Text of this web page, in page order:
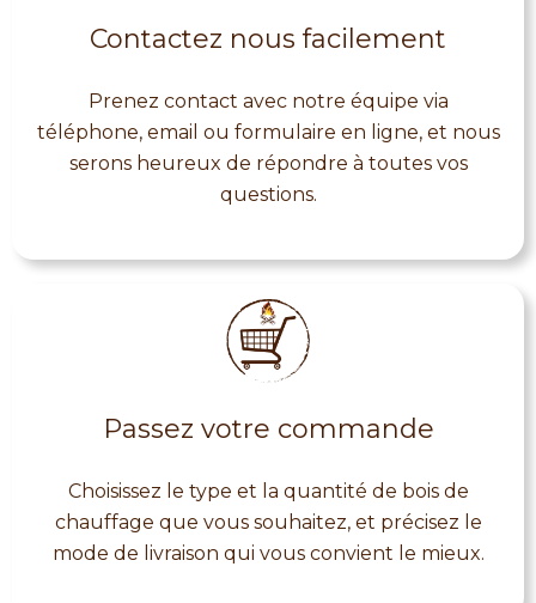
Contactez nous facilement
Prenez contact avec notre équipe via
téléphone, email ou formulaire en ligne, et nous
serons heureux de répondre à toutes vos
questions.
Passez votre commande
Choisissez le type et la quantité de bois de
chauffage que vous souhaitez, et précisez le
mode de livraison qui vous convient le mieux.